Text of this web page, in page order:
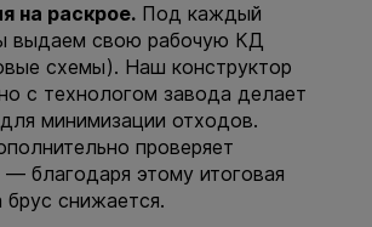
на раскрое. Под каждый
выдаем свою рабочую КД
схемы). Наш конструктор
с технологом завода делает
минимизации отходов.
проверяет
— благодаря этому итоговая
брус снижается.